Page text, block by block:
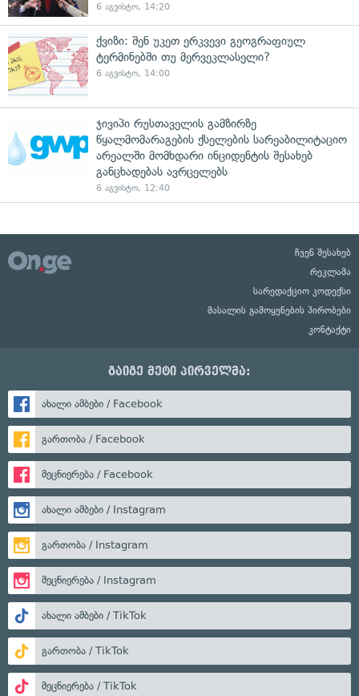
6 აგვისტო, 14:20
ქვიზი: შენ უკეთ ერკვევი გეოგრაფიულ
ტერმინებში თუ მერვეკლასელი?
6 აგვისტო, 14:00
ჯივიპი რუსთაველის გამზირზე
წყალმომარაგების ქსელების სარეაბილიტაციო
არეალში მომხდარი ინციდენტის შესახებ
განცხადებას ავრცელებს
6 აგვისტო, 12:40
ჩვენ შესახებ
რეკლამა
სარედაქციო კოდექსი
მასალის გამოყენების პირობები
კონტაქტი
გაიგე მეტი პირველმა:
ახალი ამბები / Facebook
გართობა / Facebook
მეცნიერება / Facebook
ახალი ამბები / Instagram
გართობა / Instagram
მეცნიერება / Instagram
ახალი ამბები / TikTok
გართობა / TikTok
მეცნიერება / TikTok